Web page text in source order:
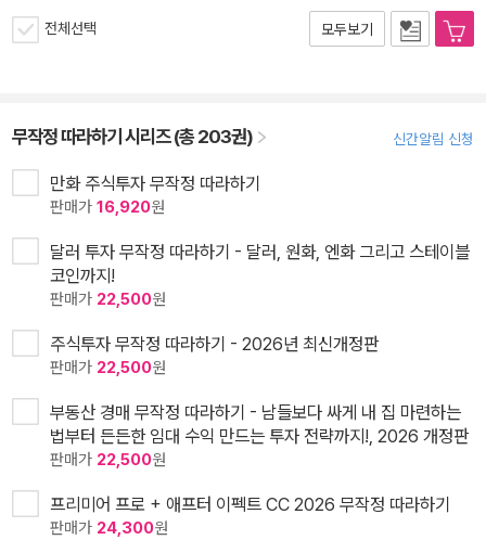
전체선택 모두보기
무작정 따라하기 시리즈 (총 203권) 신간알림 신청
만화 주식투자 무작정 따라하기
판매가 16,920원
달러 투자 무작정 따라하기 - 달러, 원화, 엔화 그리고 스테이블
코인까지!
판매가 22,500원
주식투자 무작정 따라하기 - 2026년 최신개정판
판매가 22,500원
부동산 경매 무작정 따라하기 - 남들보다 싸게 내 집 마련하는
법부터 든든한 임대 수익 만드는 투자 전략까지!, 2026 개정판
판매가 22,500원
프리미어 프로 + 애프터 이펙트 CC 2026 무작정 따라하기
판매가 24,300원